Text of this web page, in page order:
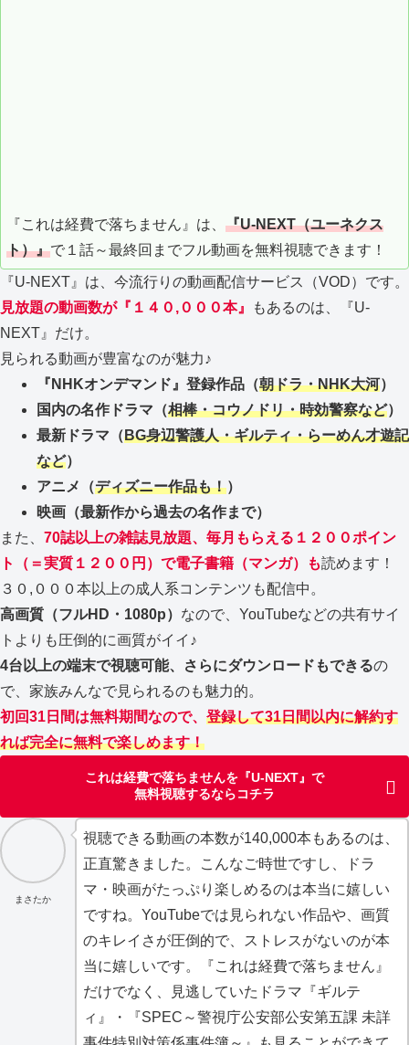
『これは経費で落ちません』は、 『U-NEXT（ユーネクス
ト）』で１話～最終回までフル動画を無料視聴できます！
『U-NEXT』は、今流行りの動画配信サービス（VOD）です。
見放題の動画数が『１４０,０００本』
もあるのは、『U-
NEXT』だけ。
見られる動画が豊富なのが魅力♪
『NHKオンデマンド』登録作品（朝ドラ・NHK大河）
国内の名作ドラマ（相棒・コウノドリ・時効警察など）
最新ドラマ（BG身辺警護人・ギルティ・らーめん才遊記
など）
アニメ（ディズニー作品も！）
映画（最新作から過去の名作まで）
また、 70誌以上の雑誌見放題、毎月もらえる１２００ポイン
ト（＝実質１２００円）で電子書籍（マンガ）も読めます！
３０,０００本以上の成人系コンテンツも配信中。
高画質（フルHD・1080p） なので、YouTubeなどの共有サイ
トよりも圧倒的に画質がイイ♪
4台以上の端末で視聴可能、さらにダウンロードもできるの
で、家族みんなで見られるのも魅力的。
初回31日間は無料期間なので、 登録して31日間以内に解約す
れば完全に無料で楽しめます！
これは経費で落ちませんを『U-NEXT』で
無料視聴するならコチラ
まさたか
視聴できる動画の本数が140,000本もあるのは、
正直驚きました。こんなご時世ですし、ドラ
マ・映画がたっぷり楽しめるのは本当に嬉しい
ですね。YouTubeでは見られない作品や、画質
のキレイさが圧倒的で、ストレスがないのが本
当に嬉しいです。『これは経費で落ちません』
だけでなく、見逃していたドラマ『ギルテ
ィ』・『SPEC～警視庁公安部公安第五課 未詳